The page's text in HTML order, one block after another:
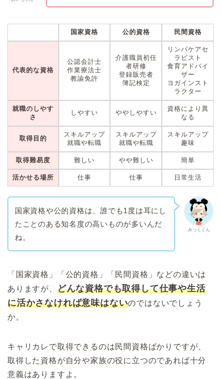
国家資格 公的資格 民間資格
代表的な資格
公認会計士
作業療法士
教諭免許
介護職員初任
者研修
登録販売者
簿記検定
リンパケアセ
ラピスト
食育アドバイ
ザー
ヨガインスト
ラクター
就職のしやす
さ
しやすい ややしやすい
資格により異
なる
取得目的
スキルアップ
就職や転職
スキルアップ
就職や転職
スキルアップ
趣味
取得難易度 難しい やや難しい 簡単
活かせる場所 仕事 仕事 日常生活
みっくくん
国家資格や公的資格は、誰でも1度は耳にし
たことのある知名度の高いものが多いんだ
ね。
「国家資格」「公的資格」「民間資格」などの違いは
ありますが、 どんな資格でも取得して仕事や生活
に活かさなければ意味はないのではないでしょう
か。
キャリカレで取得できるのは民間資格ばかりですが、
取得した資格が自分や家族の役に立つのであれば十分
意義はありますよ。